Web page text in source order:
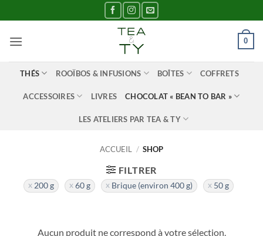
au
contenu
0
THÉS ROOÏBOS & INFUSIONS BOÎTES COFFRETS
ACCESSOIRES LIVRES CHOCOLAT « BEAN TO BAR »
LES ATELIERS PAR TEA & TY
ACCUEIL / SHOP
FILTRER
200 g 60 g Brique (environ 400 g) 50 g
Aucun produit ne correspond à votre sélection.